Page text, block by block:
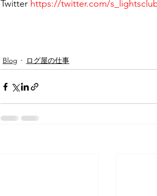
Twitter https://twitter.com/
Blog ログ屋の仕事